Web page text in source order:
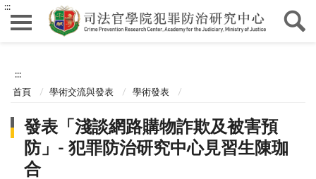
:::
:::
首頁 學術交流與發表 學術發表
發表「淺談網路購物詐欺及被害預
防」- 犯罪防治研究中心見習生陳珈
合